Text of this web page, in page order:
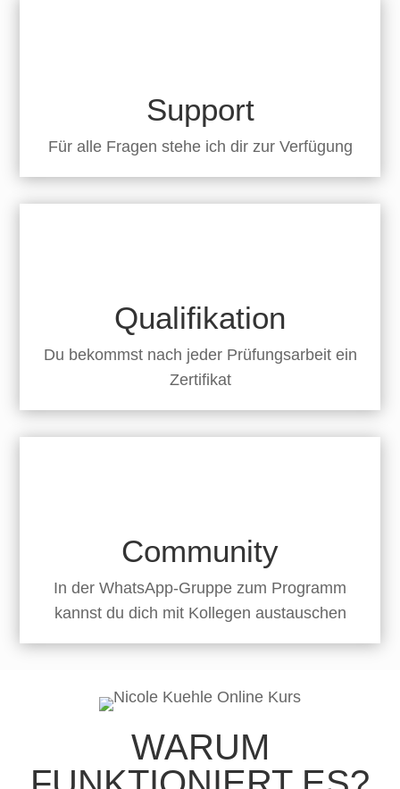
Support
Für alle Fragen stehe ich dir zur Verfügung
Qualifikation
Du bekommst nach jeder Prüfungsarbeit ein
Zertifikat
Community
In der WhatsApp-Gruppe zum Programm
kannst du dich mit Kollegen austauschen
WARUM